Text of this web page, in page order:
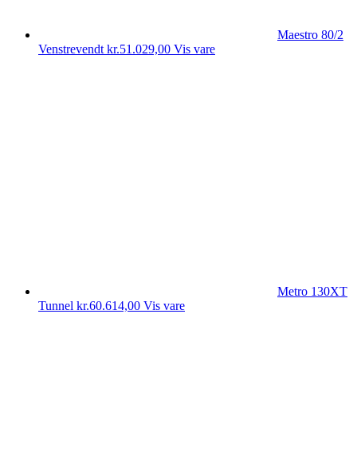
Maestro 80/2
Venstrevendt kr.51.029,00 Vis vare
Metro 130XT
Tunnel kr.60.614,00 Vis vare